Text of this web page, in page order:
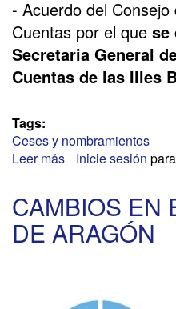
- Acuerdo del
Cuentas por el que se
Secretaria General
Cuentas de las Illes
Tags:
Ceses y nombramientos
Leer más sobre
CUENTAS
DE
BALEARES
Inicie sesión
CAMBIOS EN
DE ARAGÓN